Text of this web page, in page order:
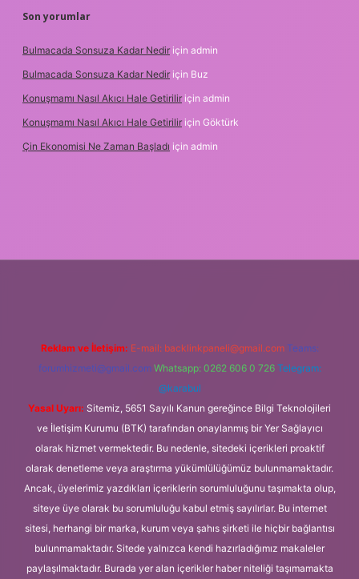
Son yorumlar
Bulmacada Sonsuza Kadar Nedir için admin
Bulmacada Sonsuza Kadar Nedir için Buz
Konuşmamı Nasıl Akıcı Hale Getirilir için admin
Konuşmamı Nasıl Akıcı Hale Getirilir için Göktürk
Çin Ekonomisi Ne Zaman Başladı için admin
Reklam ve İletişim: E-mail: backlinkpaneli@gmail.com Teams:
forumhizmeti@gmail.com Whatsapp: 0262 606 0 726 Telegram:
@karabul
Yasal Uyarı: Sitemiz, 5651 Sayılı Kanun gereğince Bilgi Teknolojileri
ve İletişim Kurumu (BTK) tarafından onaylanmış bir Yer Sağlayıcı
olarak hizmet vermektedir. Bu nedenle, sitedeki içerikleri proaktif
olarak denetleme veya araştırma yükümlülüğümüz bulunmamaktadır.
Ancak, üyelerimiz yazdıkları içeriklerin sorumluluğunu taşımakta olup,
siteye üye olarak bu sorumluluğu kabul etmiş sayılırlar. Bu internet
sitesi, herhangi bir marka, kurum veya şahıs şirketi ile hiçbir bağlantısı
bulunmamaktadır. Sitede yalnızca kendi hazırladığımız makaleler
paylaşılmaktadır. Burada yer alan içerikler haber niteliği taşımamakta